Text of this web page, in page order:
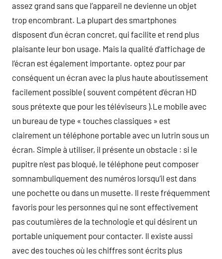
assez grand sans que l’appareil ne devienne un objet
trop encombrant. La plupart des smartphones
disposent d’un écran concret, qui facilite et rend plus
plaisante leur bon usage. Mais la qualité d’affichage de
l’écran est également importante. optez pour par
conséquent un écran avec la plus haute aboutissement
facilement possible ( souvent compétent d’écran HD
sous prétexte que pour les téléviseurs ).Le mobile avec
un bureau de type « touches classiques » est
clairement un téléphone portable avec un lutrin sous un
écran. Simple à utiliser, il présente un obstacle : si le
pupitre n’est pas bloqué, le téléphone peut composer
somnambuliquement des numéros lorsqu’il est dans
une pochette ou dans un musette. Il reste fréquemment
favoris pour les personnes qui ne sont effectivement
pas coutumières de la technologie et qui désirent un
portable uniquement pour contacter. Il existe aussi
avec des touches où les chiffres sont écrits plus